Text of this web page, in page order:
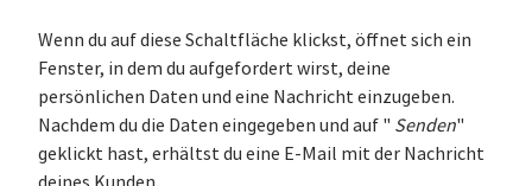
Wenn du auf diese Schaltfläche klickst, öffnet sich ein
Fenster, in dem du aufgefordert wirst, deine
persönlichen Daten und eine Nachricht einzugeben.
Nachdem du die Daten eingegeben und auf " Senden"
geklickt hast, erhältst du eine E-Mail mit der Nachricht